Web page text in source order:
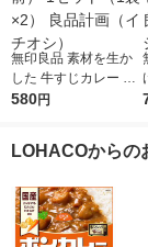
無印良品 素材を生か
した 牛すじカレー 18
0g（1人前） 1セット
580円
LOHACOからの